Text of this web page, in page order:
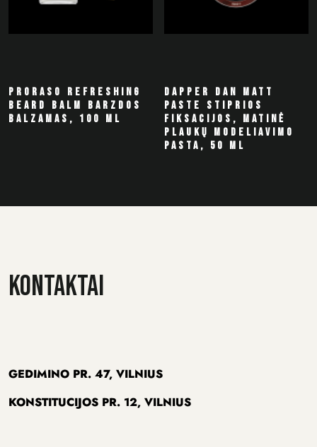
PRORASO REFRESHING
BEARD BALM BARZDOS
BALZAMAS, 100 ML
DAPPER DAN MATT
PASTE STIPRIOS
FIKSACIJOS, MATINĖ
PLAUKŲ MODELIAVIMO
PASTA, 50 ML
KONTAKTAI
GEDIMINO PR. 47, VILNIUS
KONSTITUCIJOS PR. 12, VILNIUS